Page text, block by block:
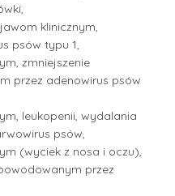
klinicznym,
psów typu 1,
zmniejszenie
przez adenowirus psów
leukopenii, wydalania
psów,
(wyciek z nosa i oczu),
przez